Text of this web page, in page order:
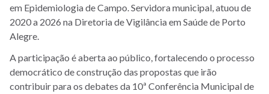
em Epidemiologia de Campo. Servidora municipal, atuou de
2020 a 2026 na Diretoria de Vigilância em Saúde de Porto
Alegre.
A participação é aberta ao público, fortalecendo o processo
democrático de construção das propostas que irão
contribuir para os debates da 10ª Conferência Municipal de